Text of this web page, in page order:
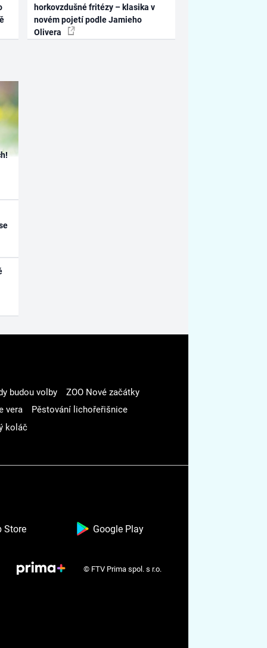
horkovzdušné fritézy – klasika v
novém pojetí podle Jamieho
Olivera
budou volby
ZOO Nové začátky
vera
Pěstování lichořeřišnice
koláč
Store Google Play
© FTV Prima spol. s r.o.